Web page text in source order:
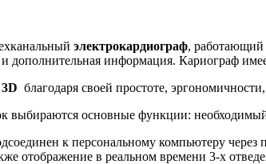
электрокардиограф, работающий
дополнительная информация. Кариограф
благодаря своей простоте,
выбираются основные функции:
к персональному компьютеру
отображение в реальном времени 3-х